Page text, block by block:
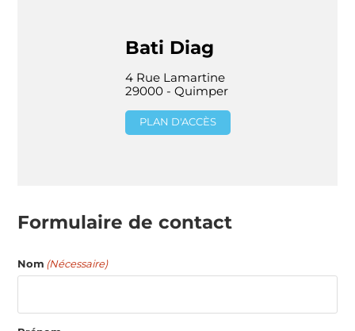
Bati Diag
4 Rue Lamartine
29000 - Quimper
PLAN D'ACCÈS
Formulaire de contact
Nom (Nécessaire)